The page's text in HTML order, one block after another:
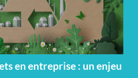
en entreprise : un enjeu